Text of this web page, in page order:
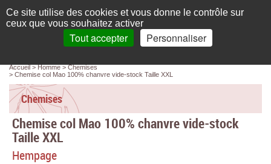
L'élégance au naturel
compte
Français
Recherche
Accueil
Femme
Homme
Bébé & enfant
Accueil Homme
Chemises
Chemise col Mao 100% chanvre vide-stock Taille XXL
Chemises
Chemise col Mao 100% chanvre vide-stock
Taille XXL
Hempage
Panneau de gestion des cookies
Ce site utilise des cookies et vous donne le contrôle sur
ceux que vous souhaitez activer
Tout accepter Personnaliser